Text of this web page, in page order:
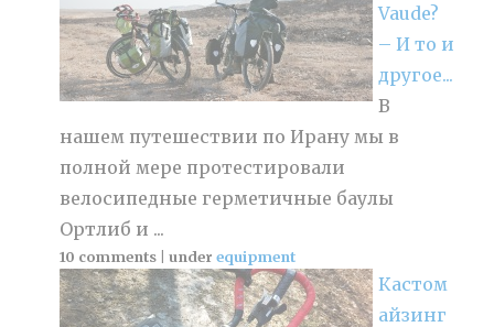
Vaude?
– И то и
другое...
В
нашем путешествии по Ирану мы в
полной мере протестировали
велосипедные герметичные баулы
Ортлиб и ...
10 comments |underequipment
Кастом
айзинг